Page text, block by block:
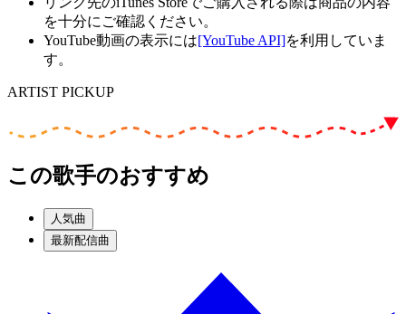
を十分にご確認ください。
YouTube動画の表示には[YouTube API]を利用していま
す。
ARTIST PICKUP
この歌手のおすすめ
人気曲
最新配信曲